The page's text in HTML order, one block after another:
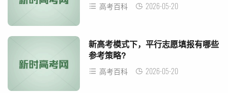
高考百科 2026-05-20
新高考模式下，平行志愿填报有哪些
参考策略?
高考百科 2026-05-20